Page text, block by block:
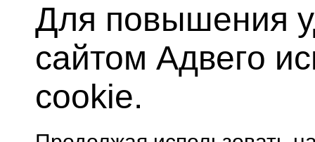
Для повышения
сайтом Адвего
cookie.